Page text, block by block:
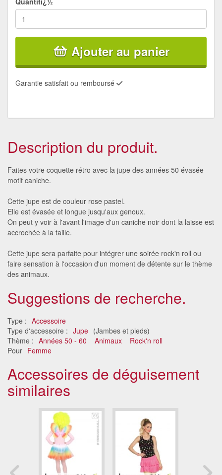
Ajouter au panier
Garantie satisfait ou remboursé
Description du produit.
Faites votre coquette rétro avec la jupe des années 50 évasée
motif caniche.
Cette jupe est de couleur rose pastel.
Elle est évasée et longue jusqu'aux genoux.
On peut y voir à l'avant l'image d'un caniche noir dont la laisse est
accrochée à la taille.
Cette jupe sera parfaite pour intégrer une soirée rock'n roll ou
faire sensation à l'occasion d'un moment de détente sur le thème
des animaux.
Suggestions de recherche.
Type : Accessoire
Type d'accessoire : Jupe (Jambes et pieds)
Thème : Années 50 - 60 Animaux
Rock'n roll
Pour Femme
Accessoires de déguisement
similaires